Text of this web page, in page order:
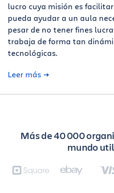
lucro cuya misión es
pueda ayudar a un aula
pesar de no tener fines
trabaja de forma tan
tecnológicas.
Leer más
Más de 40 000
mundo